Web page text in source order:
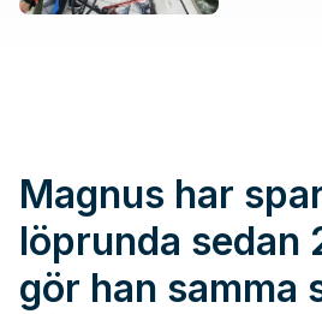
Magnus har
löprunda sedan
gör han samma